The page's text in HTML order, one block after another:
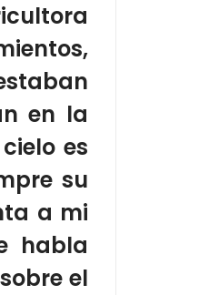
en la
es
su
a mi
habla
el